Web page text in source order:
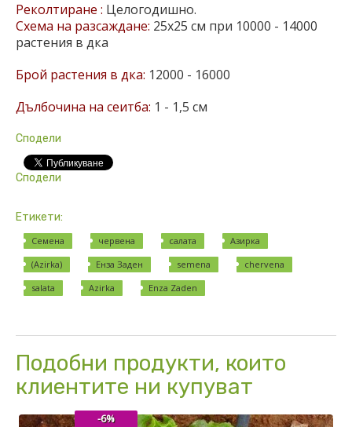
Реколтиране : Целогодишно.
Схема на разсаждане: 25х25 см при 10000 - 14000
растения в дка
Брой растения в дка: 12000 - 16000
Дълбочина на сеитба: 1 - 1,5 см
Сподели
Сподели
Етикети:
Семена червена салата
Азирка
(Azirka)
Енза Заден semena
chervena
salata
Azirka Enza Zaden
Подобни продукти, които
клиентите ни купуват
-6%